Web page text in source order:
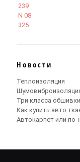
239
N 08
325
Новости
Теплоизоляция
Три класса
Как купить авто
Автокарпет или